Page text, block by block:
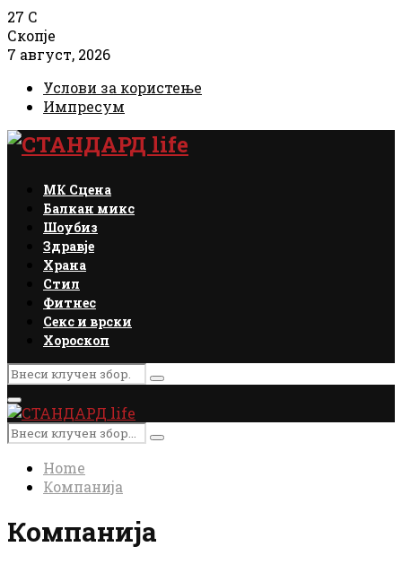
27 C
Скопје
7 август, 2026
Услови за користење
Импресум
Facebook
Instagram
Email
Rss
МК Сцена
Балкан микс
Шоубиз
Здравје
Храна
Стил
Фитнес
Секс и врски
Хороскоп
Search
for:
Search
Primary
Menu
Search
for:
Search
Home
Компанија
Компанија